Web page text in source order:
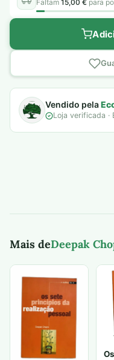
Faltam 15,00 € para
Vendido pela
Loja verificada ·
Mais deDeepak